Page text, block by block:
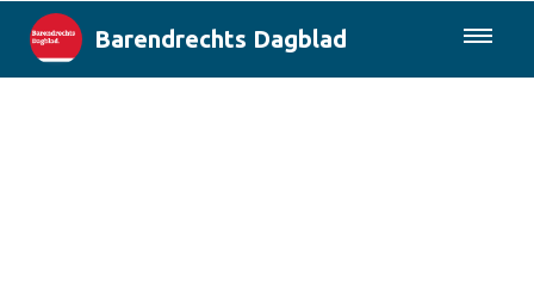
Barendrechts Dagblad